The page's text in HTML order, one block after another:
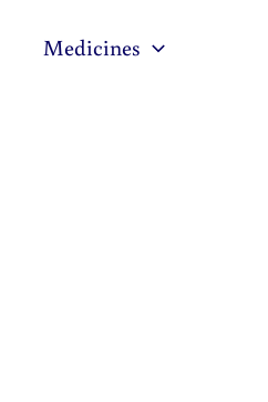
Medicines